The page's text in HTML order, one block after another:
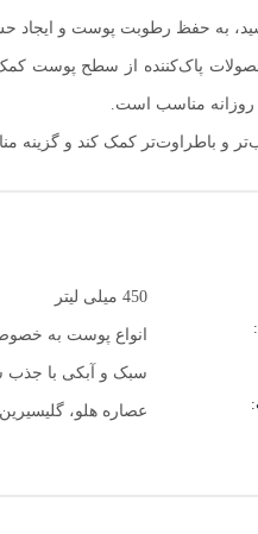
پوست کمک به نرم و
اسید، به حفظ رطوبت پوست و
محصولات پاک‌کننده از سطح
مناسب است.
و باطراوت‌تر کمک کند و
450 میلی لیتر
انواع پوست به
سبک و آبکی با جذب
عصاره هلو،